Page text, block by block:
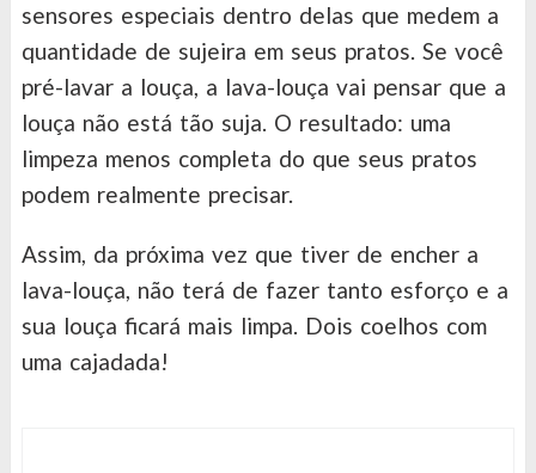
sensores especiais dentro delas que medem a
quantidade de sujeira em seus pratos. Se você
pré-lavar a louça, a lava-louça vai pensar que a
louça não está tão suja. O resultado: uma
limpeza menos completa do que seus pratos
podem realmente precisar.
Assim, da próxima vez que tiver de encher a
lava-louça, não terá de fazer tanto esforço e a
sua louça ficará mais limpa. Dois coelhos com
uma cajadada!